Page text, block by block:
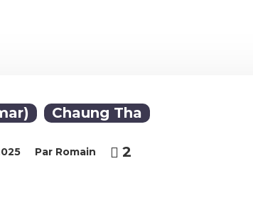
Chaung Tha
Par Romain 2